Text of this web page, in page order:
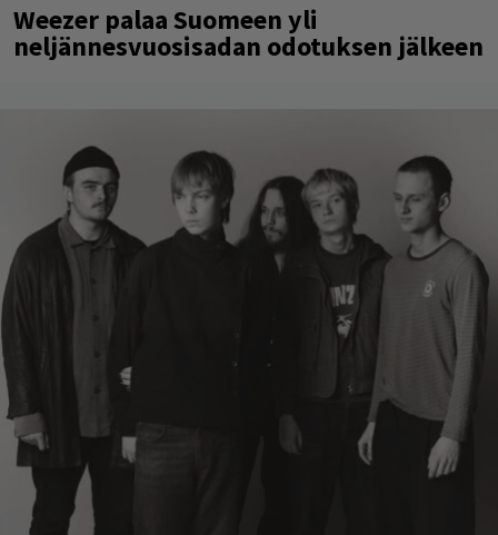
Weezer palaa Suomeen yli
neljännesvuosisadan odotuksen jälkeen